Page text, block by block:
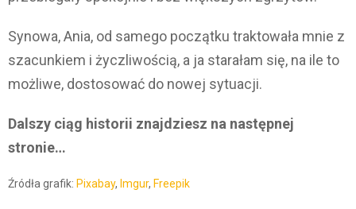
Synowa, Ania, od samego początku traktowała mnie z
szacunkiem i życzliwością, a ja starałam się, na ile to
możliwe, dostosować do nowej sytuacji.
Dalszy ciąg historii znajdziesz na następnej
stronie…
Źródła grafik: Pixabay, Imgur, Freepik